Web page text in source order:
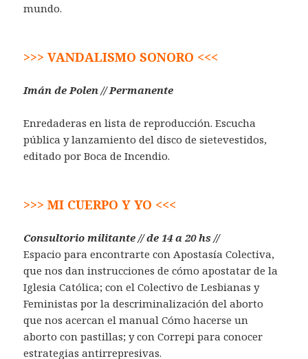
mundo.
>>> VANDALISMO SONORO <<<
Imán de Polen // Permanente
Enredaderas en lista de reproducción. Escucha
pública y lanzamiento del disco de sietevestidos,
editado por Boca de Incendio.
>>> MI CUERPO Y YO <<<
Consultorio militante // de 14 a 20 hs //
Espacio para encontrarte con Apostasía Colectiva,
que nos dan instrucciones de cómo apostatar de la
Iglesia Católica; con el Colectivo de Lesbianas y
Feministas por la descriminalización del aborto
que nos acercan el manual Cómo hacerse un
aborto con pastillas; y con Correpi para conocer
estrategias antirrepresivas.